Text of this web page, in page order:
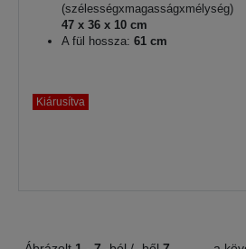
(szélességxmagasságxmélység)
47 x 36 x 10 cm
A fül hossza: 61 cm
Kiárusítva